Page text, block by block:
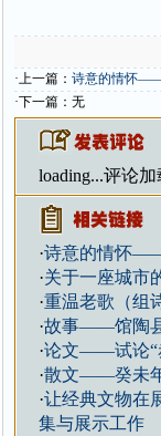
·上一篇： 诗意的情怀——
·下一篇：无
loading...评论加
·诗意的情怀
·关于一座城市
·重温老歌（组
·故事——馆陶
·论文——试论“
·散文——癸未
·让经典文物在
集与展示工作